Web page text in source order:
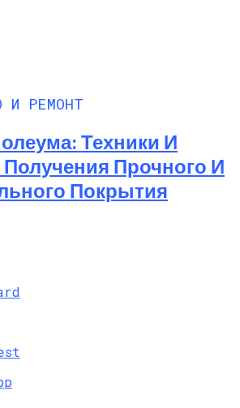
И РЕМОНТ
Техники И
Прочного И
Покрытия